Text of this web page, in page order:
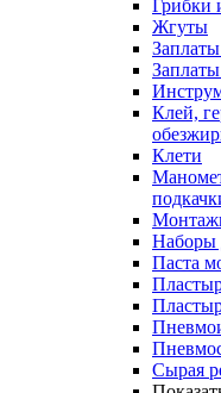
Грибки
Жгуты
Клей,
Клети
Наборы
Паста
Сырая